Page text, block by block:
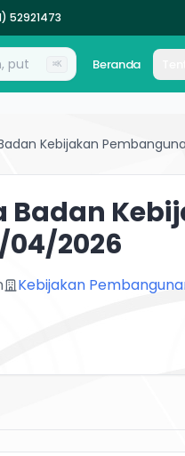
52921473
⌘K Beranda
Kebijakan
Badan
04/2026
Kebijakan